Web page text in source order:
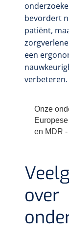
bevordert
patiënt,
een
verbeteren.
Onze
en MDR
over